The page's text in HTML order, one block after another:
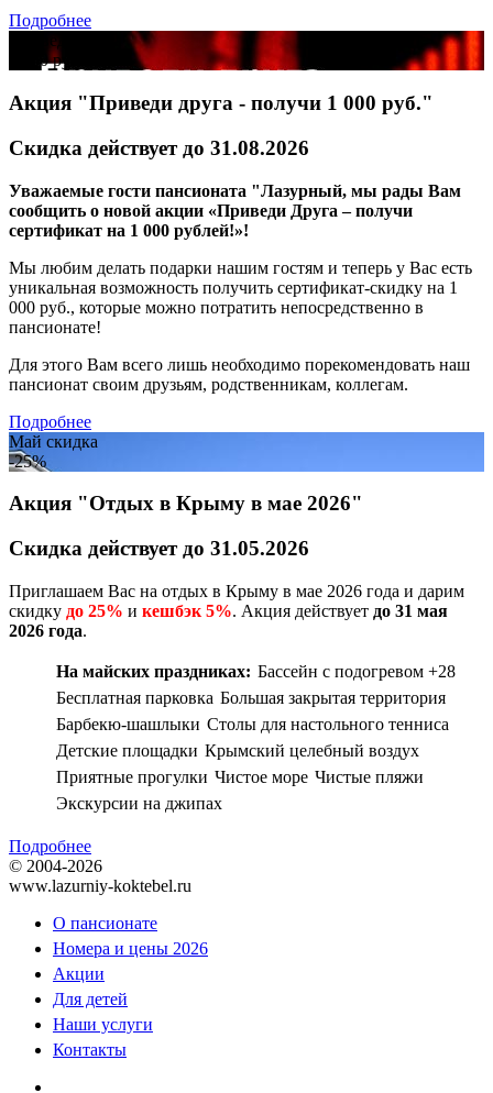
Подробнее
Приведи друга
1 000 руб.
Акция "Приведи друга - получи 1 000 руб."
Скидка действует до 31.08.2026
Уважаемые гости пансионата "Лазурный, мы рады Вам
сообщить о новой акции «Приведи Друга – получи
сертификат на 1 000 рублей!»!
Мы любим делать подарки нашим гостям и теперь у Вас есть
уникальная возможность получить сертификат-скидку на 1
000 руб., которые можно потратить непосредственно в
пансионате!
Для этого Вам всего лишь необходимо порекомендовать наш
пансионат своим друзьям, родственникам, коллегам.
Подробнее
Май скидка
-25%
Акция "Отдых в Крыму в мае 2026"
Скидка действует до 31.05.2026
Приглашаем Вас на отдых в Крыму в мае 2026 года и дарим
скидку до 25% и кешбэк 5%. Акция действует до 31 мая
2026 года.
На майских праздниках: Бассейн с подогревом +28
Бесплатная парковка Большая закрытая территория
Барбекю-шашлыки Столы для настольного тенниса
Детские площадки Крымский целебный воздух
Приятные прогулки Чистое море Чистые пляжи
Экскурсии на джипах
Подробнее
© 2004-2026
www.lazurniy-koktebel.ru
О пансионате
Номера и цены 2026
Акции
Для детей
Наши услуги
Контакты